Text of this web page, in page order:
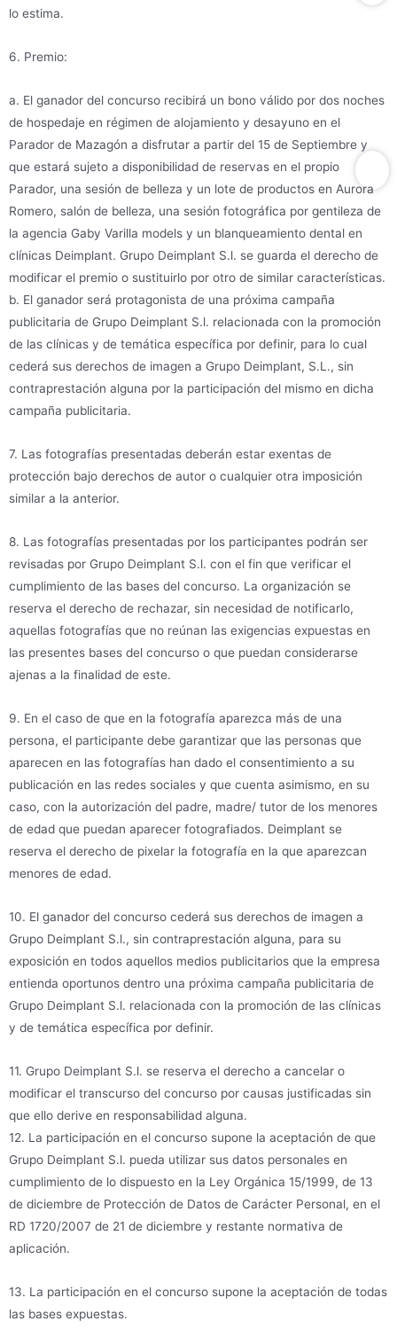
lo estima.
6. Premio:
a. El ganador del concurso recibirá un bono válido por dos noches
de hospedaje en régimen de alojamiento y desayuno en el
Parador de Mazagón a disfrutar a partir del 15 de Septiembre y
que estará sujeto a disponibilidad de reservas en el propio
Parador, una sesión de belleza y un lote de productos en Aurora
Romero, salón de belleza, una sesión fotográfica por gentileza de
la agencia Gaby Varilla models y un blanqueamiento dental en
clínicas Deimplant. Grupo Deimplant S.l. se guarda el derecho de
modificar el premio o sustituirlo por otro de similar características.
b. El ganador será protagonista de una próxima campaña
publicitaria de Grupo Deimplant S.l. relacionada con la promoción
de las clínicas y de temática específica por definir, para lo cual
cederá sus derechos de imagen a Grupo Deimplant, S.L., sin
contraprestación alguna por la participación del mismo en dicha
campaña publicitaria.
7. Las fotografías presentadas deberán estar exentas de
protección bajo derechos de autor o cualquier otra imposición
similar a la anterior.
8. Las fotografías presentadas por los participantes podrán ser
revisadas por Grupo Deimplant S.l. con el fin que verificar el
cumplimiento de las bases del concurso. La organización se
reserva el derecho de rechazar, sin necesidad de notificarlo,
aquellas fotografías que no reúnan las exigencias expuestas en
las presentes bases del concurso o que puedan considerarse
ajenas a la finalidad de este.
9. En el caso de que en la fotografía aparezca más de una
persona, el participante debe garantizar que las personas que
aparecen en las fotografías han dado el consentimiento a su
publicación en las redes sociales y que cuenta asimismo, en su
caso, con la autorización del padre, madre/ tutor de los menores
de edad que puedan aparecer fotografiados. Deimplant se
reserva el derecho de pixelar la fotografía en la que aparezcan
menores de edad.
10. El ganador del concurso cederá sus derechos de imagen a
Grupo Deimplant S.l., sin contraprestación alguna, para su
exposición en todos aquellos medios publicitarios que la empresa
entienda oportunos dentro una próxima campaña publicitaria de
Grupo Deimplant S.l. relacionada con la promoción de las clínicas
y de temática específica por definir.
11. Grupo Deimplant S.l. se reserva el derecho a cancelar o
modificar el transcurso del concurso por causas justificadas sin
que ello derive en responsabilidad alguna.
12. La participación en el concurso supone la aceptación de que
Grupo Deimplant S.l. pueda utilizar sus datos personales en
cumplimiento de lo dispuesto en la Ley Orgánica 15/1999, de 13
de diciembre de Protección de Datos de Carácter Personal, en el
RD 1720/2007 de 21 de diciembre y restante normativa de
aplicación.
13. La participación en el concurso supone la aceptación de todas
las bases expuestas.